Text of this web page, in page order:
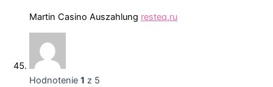
Martin Casino Auszahlung resteq.ru
Hodnotenie 1 z 5